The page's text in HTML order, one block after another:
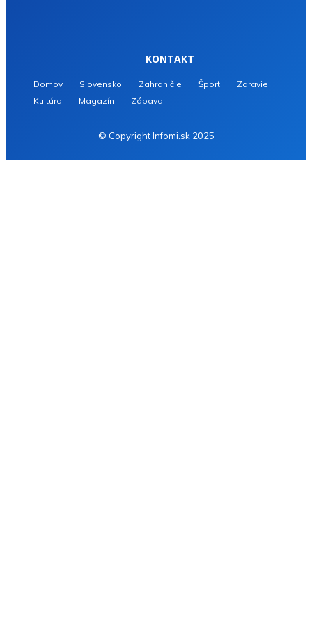
KONTAKT
Domov Slovensko Zahraničie Šport
Zdravie
Kultúra
Magazín Zábava
© Copyright Infomi.sk 2025